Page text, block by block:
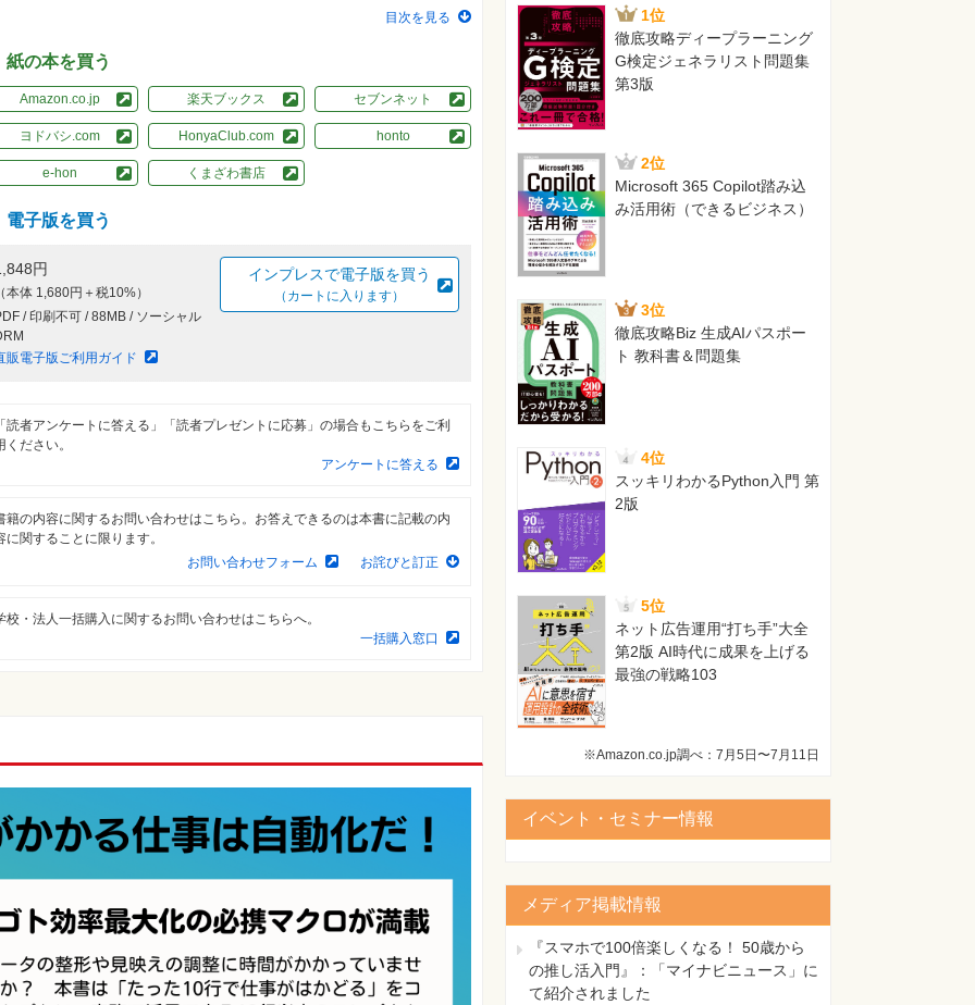
目次を見る
紙の本を買う
Amazon.co.jp 楽天ブックス セブンネット
ヨドバシ.com HonyaClub.com honto
e-hon くまざわ書店
電子版を買う
円
本体 1,680円＋税10%）
/ 印刷不可 / 88MB / ソーシャル
販電子版ご利用ガイド
インプレスで電子版を買う
（カートに入ります）
読者アンケートに答える」「読者プレゼントに応募」の場合もこちらをご利
ください。
アンケートに答える
籍の内容に関するお問い合わせはこちら。お答えできるのは本書に記載の内
に関することに限ります。
お問い合わせフォーム
お詫びと訂正
校・法人一括購入に関するお問い合わせはこちらへ。
一括購入窓口
1位
徹底攻略ディープラーニング
G検定ジェネラリスト問題集
第3版
2位
Microsoft 365 Copilot踏み込
み活用術（できるビジネス）
3位
徹底攻略Biz 生成AIパスポー
ト 教科書＆問題集
4位
スッキリわかるPython入門 第
2版
5位
ネット広告運用“打ち手”大全
第2版 AI時代に成果を上げる
最強の戦略103
※Amazon.co.jp調べ：7月5日〜7月11日
イベント・セミナー情報
メディア掲載情報
『スマホで100倍楽しくなる！ 50歳から
の推し活入門』：「マイナビニュース」に
て紹介されました